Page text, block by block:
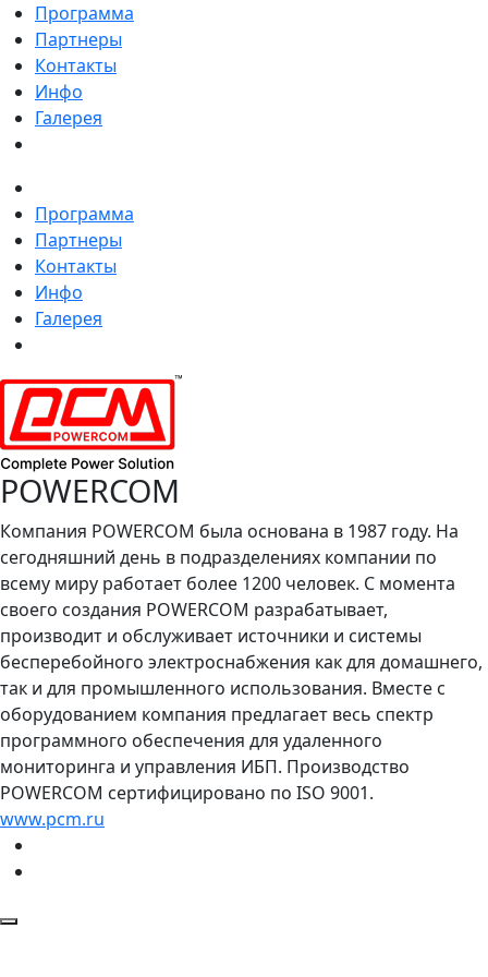
Программа
Партнеры
Контакты
Инфо
Галерея
Программа
Партнеры
Контакты
Инфо
Галерея
POWERCOM
Компания POWERCOM была основана в 1987 году. На
сегодняшний день в подразделениях компании по
всему миру работает более 1200 человек. С момента
своего создания POWERCOM разрабатывает,
производит и обслуживает источники и системы
бесперебойного электроснабжения как для домашнего,
так и для промышленного использования. Вместе с
оборудованием компания предлагает весь спектр
программного обеспечения для удаленного
мониторинга и управления ИБП. Производство
POWERCOM сертифицировано по ISO 9001.
www.pcm.ru